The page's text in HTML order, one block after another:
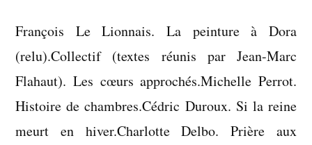
François Le Lionnais. La peinture à Dora
(relu).Collectif (textes réunis par Jean-Marc
Flahaut). Les cœurs approchés.Michelle Perrot.
Histoire de chambres.Cédric Duroux. Si la reine
meurt en hiver.Charlotte Delbo. Prière aux